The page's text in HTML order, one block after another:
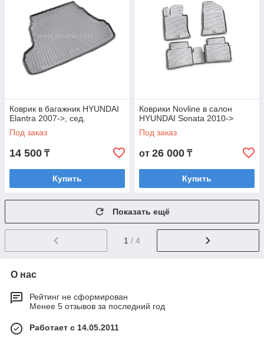
Коврик в багажник HYUNDAI
Elantra 2007->, сед.
Под заказ
14 500 ₸
Купить
Коврики Novline в салон
HYUNDAI Sonata 2010->
Под заказ
от 26 000 ₸
Купить
Показать ещё
1 / 4
О нас
Рейтинг не сформирован
Менее 5 отзывов за последний год
Работает с 14.05.2011